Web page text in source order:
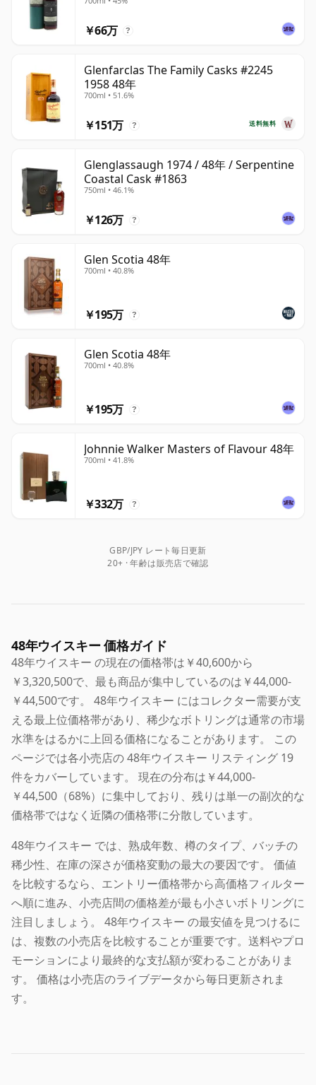
￥66万 ?
Glenfarclas The Family Casks #2245
1958 48年
700ml • 51.6%
送料無料
￥151万 ?
Glenglassaugh 1974 / 48年 / Serpentine
Coastal Cask #1863
750ml • 46.1%
￥126万 ?
Glen Scotia 48年
700ml • 40.8%
￥195万 ?
Glen Scotia 48年
700ml • 40.8%
￥195万 ?
Johnnie Walker Masters of Flavour 48年
700ml • 41.8%
￥332万 ?
GBP/JPY レート毎日更新
20+ · 年齢は販売店で確認
48年ウイスキー 価格ガイド
48年ウイスキー の現在の価格帯は￥40,600から
￥3,320,500で、最も商品が集中しているのは￥44,000-
￥44,500です。 48年ウイスキー にはコレクター需要が支
える最上位価格帯があり、稀少なボトリングは通常の市場
水準をはるかに上回る価格になることがあります。 この
ページでは各小売店の 48年ウイスキー リスティング 19
件をカバーしています。 現在の分布は￥44,000-
￥44,500（68%）に集中しており、残りは単一の副次的な
価格帯ではなく近隣の価格帯に分散しています。
48年ウイスキー では、熟成年数、樽のタイプ、バッチの
稀少性、在庫の深さが価格変動の最大の要因です。 価値
を比較するなら、エントリー価格帯から高価格フィルター
へ順に進み、小売店間の価格差が最も小さいボトリングに
注目しましょう。 48年ウイスキー の最安値を見つけるに
は、複数の小売店を比較することが重要です。送料やプロ
モーションにより最終的な支払額が変わることがありま
す。 価格は小売店のライブデータから毎日更新されま
す。